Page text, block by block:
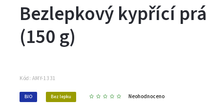
Bezlepkový kypřící
(150 g)
Kód: AMY-1331
BIO Bez lepku Neohodnoceno